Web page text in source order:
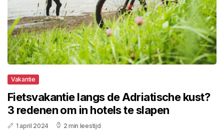
Vakantie
Fietsvakantie langs de Adriatische kust?
3 redenen om in hotels te slapen
1 april 2024 2 min leestijd